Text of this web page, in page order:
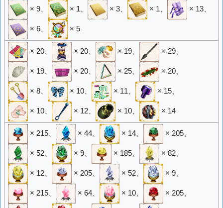
× 9、 × 1 × 3、 × 1 × 13、
× 6、 × 5
× 20、 × 20、 × 19、 × 29、
× 19、 × 20、 × 25、 × 20、
× 8、 × 10、 × 11 × 15、
× 10、 × 12、 × 10、 × 14
× 215、 × 44、 × 14、 × 205、
× 52、 × 9、 × 185、 × 82、
× 12、 × 205、 × 52、 × 9、
× 215、 × 64、 × 10、 × 205、